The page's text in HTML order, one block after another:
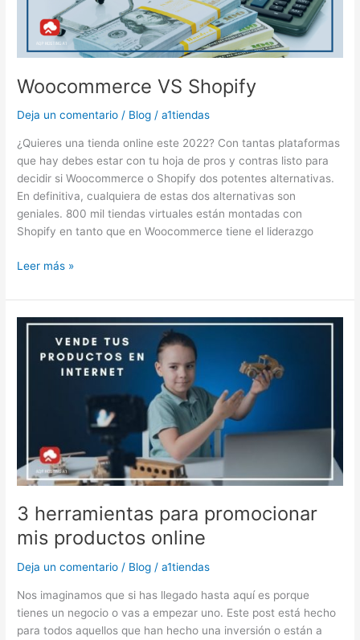
Woocommerce VS Shopify
Deja un comentario / Blog /a1tiendas
¿Quieres una tienda online este 2022? Con tantas plataformas
que hay debes estar con tu hoja de pros y contras listo para
decidir si Woocommerce o Shopify dos potentes alternativas.
En definitiva, cualquiera de estas dos alternativas son
geniales. 800 mil tiendas virtuales están montadas con
Shopify en tanto que en Woocommerce tiene el liderazgo
Leer más »
3 herramientas para promocionar
mis productos online
Deja un comentario / Blog /a1tiendas
Nos imaginamos que si has llegado hasta aquí es porque
tienes un negocio o vas a empezar uno. Este post está hecho
para todos aquellos que han hecho una inversión o están a
herramientas
promocionar